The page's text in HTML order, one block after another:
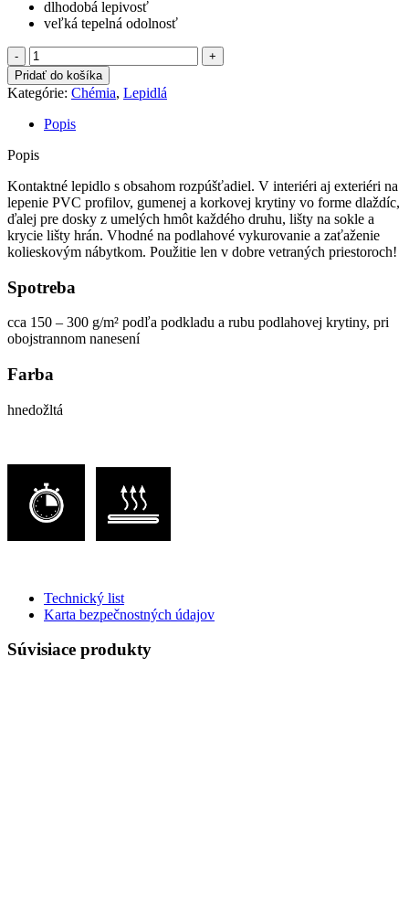
dlhodobá lepivosť
veľká tepelná odolnosť
množstvo
Kontaktné
lepidlo
REXOPREN
KK
346
Pridať do košíka
Kategórie: Chémia, Lepidlá
Popis
Popis
Kontaktné lepidlo s obsahom rozpúšťadiel. V interiéri aj exteriéri na
lepenie PVC profilov, gumenej a korkovej krytiny vo forme dlaždíc,
ďalej pre dosky z umelých hmôt každého druhu, lišty na sokle a
krycie lišty hrán. Vhodné na podlahové vykurovanie a zaťaženie
kolieskovým nábytkom. Použitie len v dobre vetraných priestoroch!
Spotreba
cca 150 – 300 g/m² podľa podkladu a rubu podlahovej krytiny, pri
obojstrannom nanesení
Farba
hnedožltá
Technický list
Karta bezpečnostných údajov
Súvisiace produkty